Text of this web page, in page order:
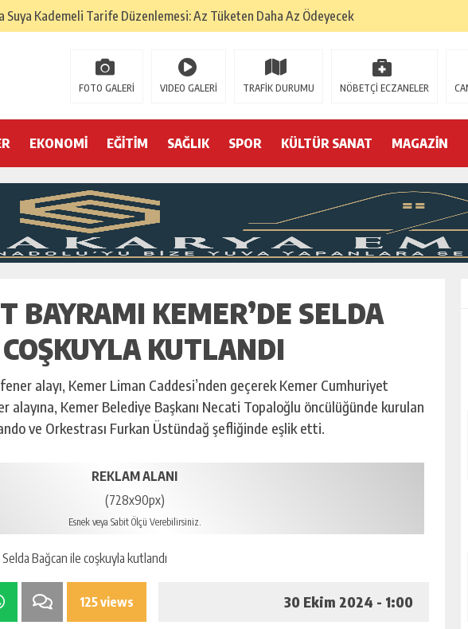
Suya Kademeli Tarife Düzenlemesi: Az Tüketen Daha Az Ödeyecek
İlçesi Haymana
Köyü’nde Kırım Tatarlarının Tepreş Coşkusu
Erdoğan’ın 3 devri
tutmaz
Kimine şeker, kimine zehir
FOTO GALERİ VIDEO GALERİ TRAFİK DURUMU NÖBETÇİ ECZANELER
EKONOMİ EĞİTİM SAĞLIK SPOR KÜLTÜR SANAT MAGAZİN
BAYRAMI KEMER’DE SELDA
KUTLANDI
alayı, Kemer Liman Caddesi’nden geçerek Kemer Cumhuriyet
alayına, Kemer Belediye Başkanı Necati Topaloğlu öncülüğünde kurulan
ve Orkestrası Furkan Üstündağ şefliğinde eşlik etti.
REKLAM ALANI
(728x90px)
Esnek veya Sabit Ölçü Verebilirsiniz.
125 views 30 Ekim 2024 - 1:00